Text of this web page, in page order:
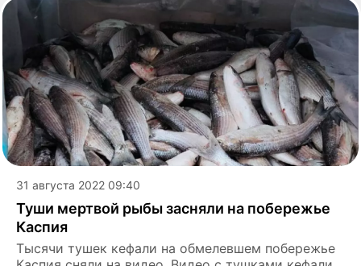
31 августа 2022 09:40
Туши мертвой рыбы засняли на побережье
Каспия
Тысячи тушек кефали на обмелевшем побережье